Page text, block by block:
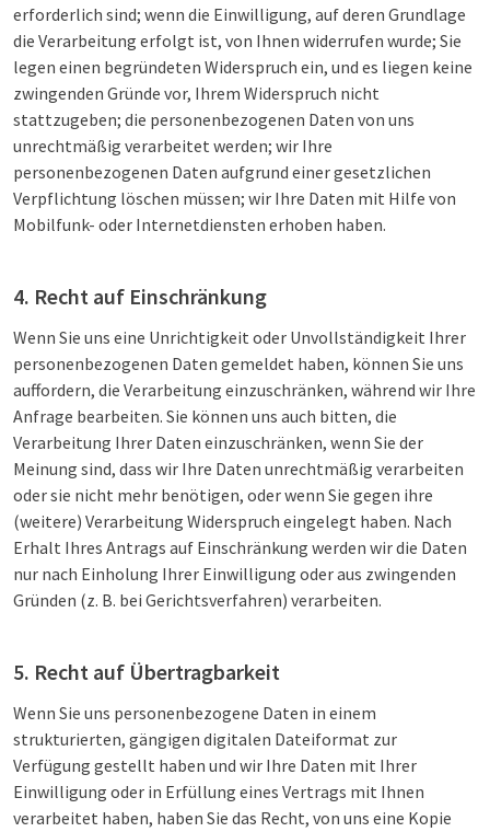
erforderlich sind; wenn die Einwilligung, auf deren Grundlage
die Verarbeitung erfolgt ist, von Ihnen widerrufen wurde; Sie
legen einen begründeten Widerspruch ein, und es liegen keine
zwingenden Gründe vor, Ihrem Widerspruch nicht
stattzugeben; die personenbezogenen Daten von uns
unrechtmäßig verarbeitet werden; wir Ihre
personenbezogenen Daten aufgrund einer gesetzlichen
Verpflichtung löschen müssen; wir Ihre Daten mit Hilfe von
Mobilfunk- oder Internetdiensten erhoben haben.
4. Recht auf Einschränkung
Wenn Sie uns eine Unrichtigkeit oder Unvollständigkeit Ihrer
personenbezogenen Daten gemeldet haben, können Sie uns
auffordern, die Verarbeitung einzuschränken, während wir Ihre
Anfrage bearbeiten. Sie können uns auch bitten, die
Verarbeitung Ihrer Daten einzuschränken, wenn Sie der
Meinung sind, dass wir Ihre Daten unrechtmäßig verarbeiten
oder sie nicht mehr benötigen, oder wenn Sie gegen ihre
(weitere) Verarbeitung Widerspruch eingelegt haben. Nach
Erhalt Ihres Antrags auf Einschränkung werden wir die Daten
nur nach Einholung Ihrer Einwilligung oder aus zwingenden
Gründen (z. B. bei Gerichtsverfahren) verarbeiten.
5. Recht auf Übertragbarkeit
Wenn Sie uns personenbezogene Daten in einem
strukturierten, gängigen digitalen Dateiformat zur
Verfügung gestellt haben und wir Ihre Daten mit Ihrer
Einwilligung oder in Erfüllung eines Vertrags mit Ihnen
verarbeitet haben, haben Sie das Recht, von uns eine Kopie